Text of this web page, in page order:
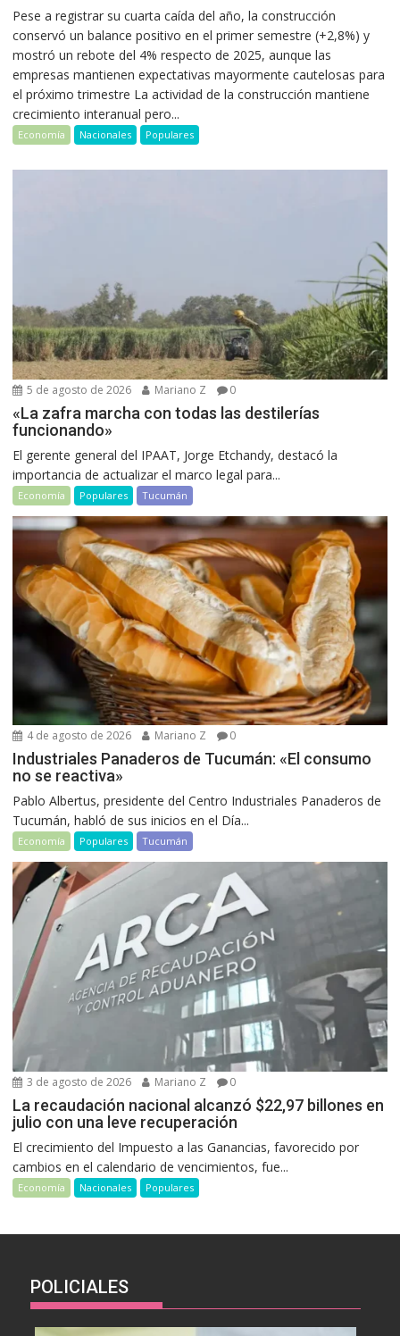
Pese a registrar su cuarta caída del año, la construcción
conservó un balance positivo en el primer semestre (+2,8%) y
mostró un rebote del 4% respecto de 2025, aunque las
empresas mantienen expectativas mayormente cautelosas para
el próximo trimestre La actividad de la construcción mantiene
crecimiento interanual pero...
Economía Nacionales Populares
5 de agosto de 2026 Mariano Z 0
«La zafra marcha con todas las destilerías
funcionando»
El gerente general del IPAAT, Jorge Etchandy, destacó la
importancia de actualizar el marco legal para...
Economía Populares Tucumán
4 de agosto de 2026 Mariano Z 0
Industriales Panaderos de Tucumán: «El consumo
no se reactiva»
Pablo Albertus, presidente del Centro Industriales Panaderos de
Tucumán, habló de sus inicios en el Día...
Economía Populares Tucumán
3 de agosto de 2026 Mariano Z 0
La recaudación nacional alcanzó $22,97 billones en
julio con una leve recuperación
El crecimiento del Impuesto a las Ganancias, favorecido por
cambios en el calendario de vencimientos, fue...
Economía Nacionales Populares
POLICIALES